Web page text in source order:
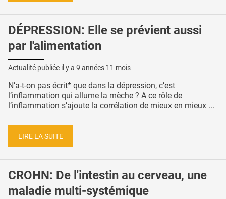
DÉPRESSION: Elle se prévient aussi
par l'alimentation
Actualité publiée il y a 9 années 11 mois
N’a-t-on pas écrit* que dans la dépression, c’est
l’inflammation qui allume la mèche ? A ce rôle de
l’inflammation s’ajoute la corrélation de mieux en mieux ...
LIRE LA SUITE
CROHN: De l'intestin au cerveau, une
maladie multi-systémique